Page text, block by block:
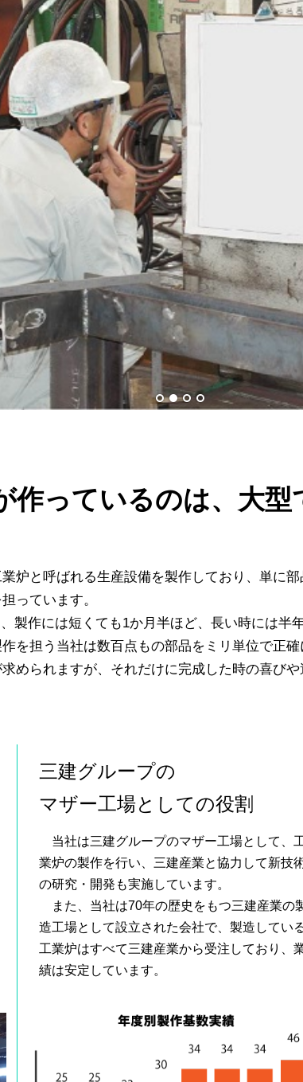
作っているのは、大型
炉と呼ばれる生産設備を製作しており、単に
っています。
製作には短くても1か月半ほど、長い時には半
を担う当社は数百点もの部品をミリ単位で正
められますが、それだけに完成した時の喜びや
三建グループの
マザー工場としての役割
当社は三建グループのマザー工場として、
業炉の製作を行い、三建産業と協力して新技
の研究・開発も実施しています。
また、当社は70年の歴史をもつ三建産業の
造工場として設立された会社で、製造してい
工業炉はすべて三建産業から受注しており、
績は安定しています。